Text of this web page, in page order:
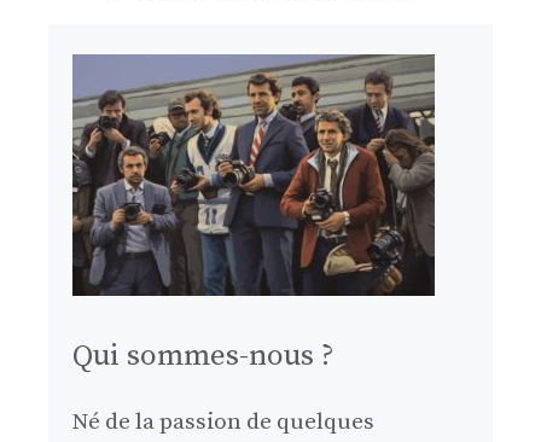
Qui sommes-nous ?
Né de la passion de quelques